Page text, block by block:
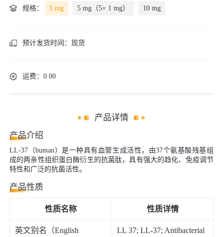
规格： 1 mg 5 mg（5× 1 mg） 10 mg
预计发货时间： 现货
运费：0.00
产品详情
产品介绍
LL-37（human）是一种具有血管生成活性，由37个氨基酸残基组
成的两亲性组织蛋白酶衍生的抗菌肽，具有强大的趋化、免疫调节
特性和广泛的抗菌活性。
产品性质
性质名称 性质详情
英文别名（English
LL 37; LL-37; Antibacterial